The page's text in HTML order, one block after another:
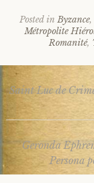
Posted in Byzance,
Métropolite
Romanité,
Post
Saint Luc de
Geronda
Persona